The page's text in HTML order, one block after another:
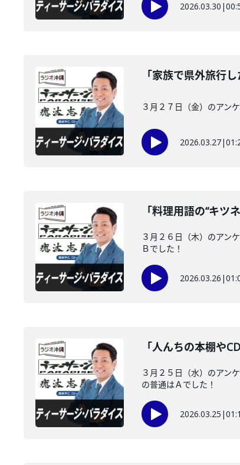
2026.03.30 |
「家族で県外旅行
３月２７日（金）のアン
2026.03.27|
「料理用語の“キツ
３月２６日（木）のアン
Ｂでした！
2026.03.26 |
「人んちの本棚や
３月２５日（水）のアン
の普通はＡでした！
2026.03.25 |